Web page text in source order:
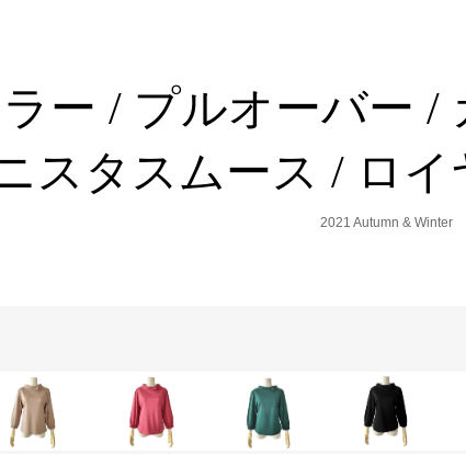
ー / プルオーバー /
スタスムース / ロイ
2021 Autumn & Winter